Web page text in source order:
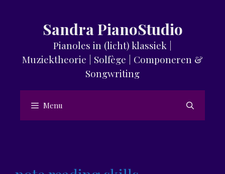
Sandra PianoStudio
Pianoles in (licht) klassiek |
Muziektheorie | Solfège | Componeren &
Songwriting
Menu